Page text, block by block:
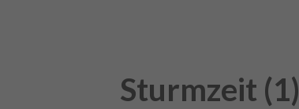
Sturmzeit (1)